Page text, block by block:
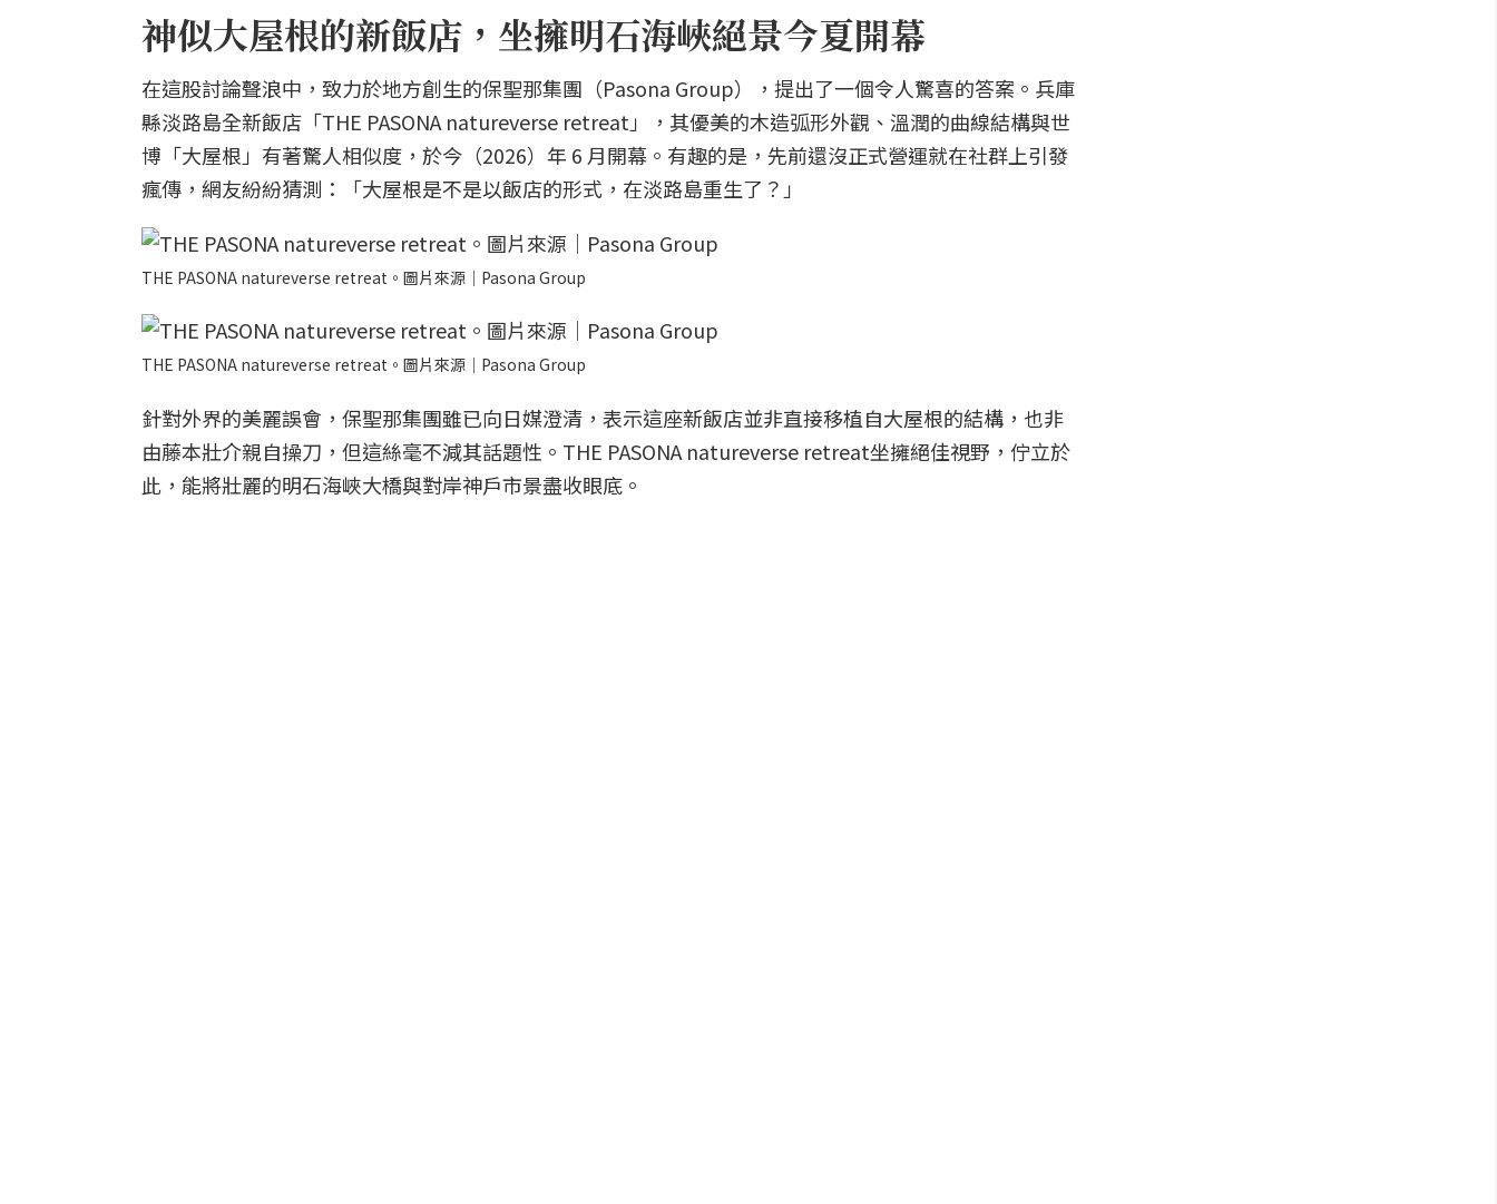
神似大屋根的新飯店，坐擁明石海峽絕景今夏開幕
在這股討論聲浪中，致力於地方創生的保聖那集團（Pasona Group），提出了一個令人驚喜的答案。兵庫
縣淡路島全新飯店「THE PASONA natureverse retreat」，其優美的木造弧形外觀、溫潤的曲線結構與世
博「大屋根」有著驚人相似度，於今（2026）年 6 月開幕。有趣的是，先前還沒正式營運就在社群上引發
瘋傳，網友紛紛猜測：「大屋根是不是以飯店的形式，在淡路島重生了？」
THE PASONA natureverse retreat。圖片來源｜Pasona Group
THE PASONA natureverse retreat。圖片來源｜Pasona Group
針對外界的美麗誤會，保聖那集團雖已向日媒澄清，表示這座新飯店並非直接移植自大屋根的結構，也非
由藤本壯介親自操刀，但這絲毫不減其話題性。THE PASONA natureverse retreat坐擁絕佳視野，佇立於
此，能將壯麗的明石海峽大橋與對岸神戶市景盡收眼底。